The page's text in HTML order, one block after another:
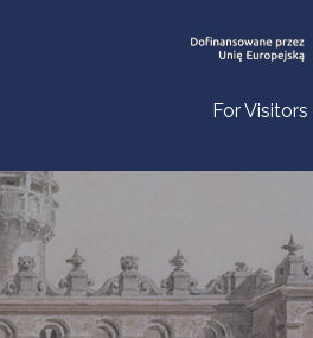
For Visitors